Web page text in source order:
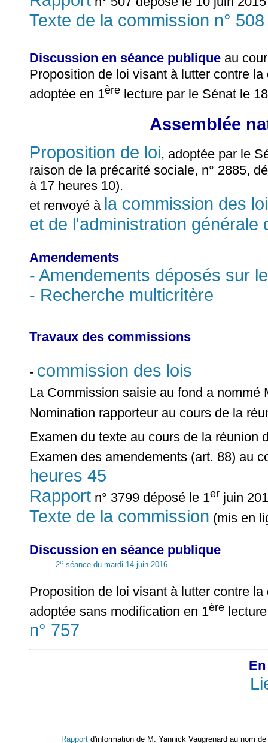
Texte de la commission n°
Discussion en séance publique au
Proposition de loi visant à lutter contre
adoptée en 1ère lecture par le Sénat le
Assemblée
Proposition de loi, adoptée par le
raison de la précarité sociale, n° 2885,
à 17 heures 10).
et renvoyé à la commission des
et de l'administration générale
Amendements
- Amendements déposés sur
- Recherche multicritère
Travaux des commissions
- commission des lois
La Commission saisie au fond a nommé
Nomination rapporteur au cours de la
Examen du texte au cours de la réunion
Examen des amendements (art. 88) au
heures 45
Rapport n° 3799 déposé le 1er juin
Texte de la commission (mis en
Discussion en séance publique
2e séance du mardi 14 juin 2016
Proposition de loi visant à lutter contre
adoptée sans modification en 1ère
n° 757
Rapportd'information de M. Yannick Vaugrenard au nom